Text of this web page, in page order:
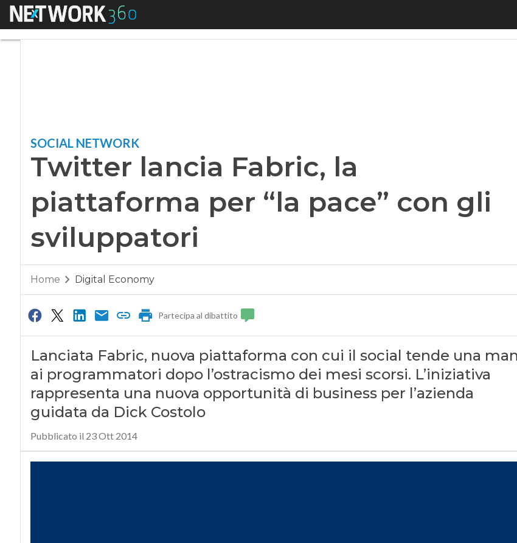
Menu
SOCIAL NETWORK
Twitter lancia Fabric, la
piattaforma per “la pace” con gli
sviluppatori
Home Digital Economy
Partecipa al dibattito
Lanciata Fabric, nuova piattaforma con cui il social tende una
ai programmatori dopo l’ostracismo dei mesi scorsi. L’iniziativa
rappresenta una nuova opportunità di business per l’azienda
guidata da Dick Costolo
Pubblicato il 23 Ott 2014